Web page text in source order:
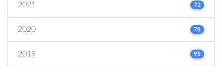
2021 72
2020 78
2019 95